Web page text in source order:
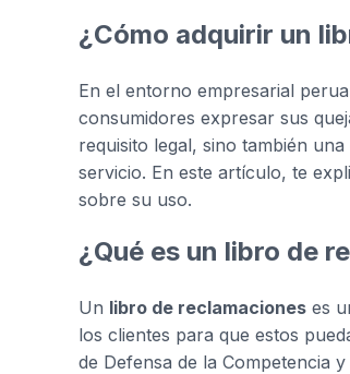
¿Cómo adquirir un
En el entorno empresarial
consumidores expresar sus
requisito legal, sino también
servicio. En este artículo, te
sobre su uso.
¿Qué es un libro de
Un libro de reclamaciones es
los clientes para que estos
de Defensa de la Competencia